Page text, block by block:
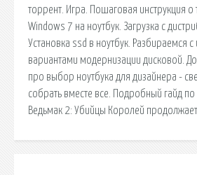
торрент. Игра. Пошаговая инструкция о
Windows 7 на ноутбук. Загрузка с
Установка ssd в ноутбук. Разбираемся
вариантами модернизации дисковой.
про выбор ноутбука для дизайнера -
собрать вместе все. Подробный гайд
Ведьмак 2: Убийцы Королей